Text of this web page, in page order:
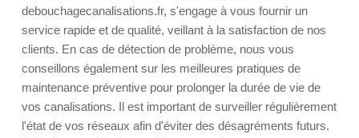
debouchagecanalisations.fr, s'engage à vous fournir un
service rapide et de qualité, veillant à la satisfaction de nos
clients. En cas de détection de problème, nous vous
conseillons également sur les meilleures pratiques de
maintenance préventive pour prolonger la durée de vie de
vos canalisations. Il est important de surveiller régulièrement
l'état de vos réseaux afin d'éviter des désagréments futurs.